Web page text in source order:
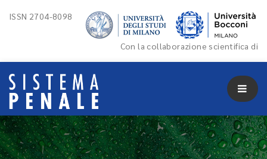
ISSN 2704-8098
Con la collaborazione scientifica di